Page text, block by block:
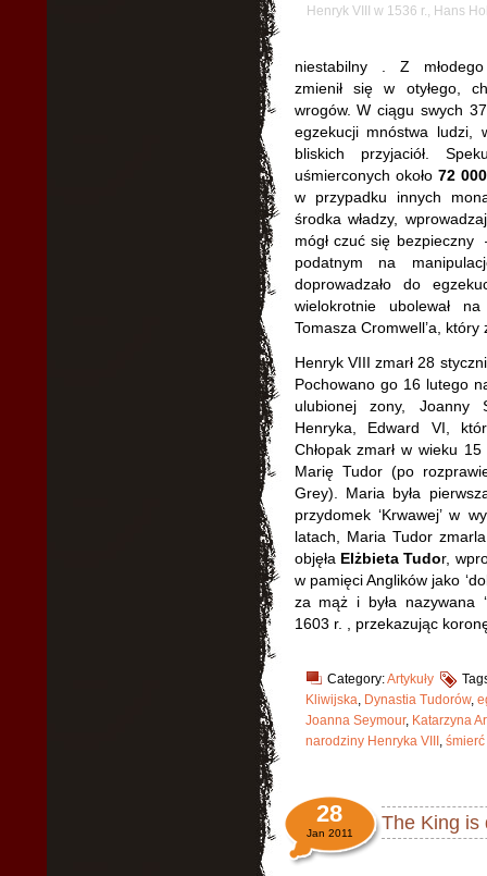
Henryk VIII w 1536 r., Hans
niestabilny . Z młodego
zmienił się w otyłego,
wrogów. W ciągu swych
egzekucji mnóstwa ludzi,
bliskich przyjaciół.
uśmierconych około 72
w przypadku innych
środka władzy,
mógł czuć się bezpieczny
podatnym na
doprowadzało do
wielokrotnie ubolewał
Tomasza Cromwell’a, który
Henryk VIII zmarł 28
Pochowano go 16 lutego
ulubionej zony, Joanny
Henryka, Edward VI,
Chłopak zmarł w wieku
Marię Tudor (po
Grey). Maria była
przydomek ‘Krwawej’ w
latach, Maria Tudor
objęła Elżbieta Tudor,
w pamięci Anglików jako
za mąż i była nazywana
1603 r. , przekazując
Category:Artykuły
Kliwijska, Dynastia Tudorów,
Joanna Seymour, Katarzyna
narodziny Henryka VIII
, śmierć
The King is
28
Jan 2011